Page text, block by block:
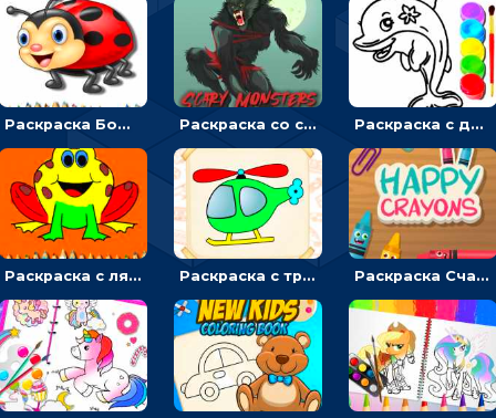
Раскраска Божья коровка: выбирать цвета и разукрашивать насекомых Раскраска со страшилками - для мальчиков Раскраска с дельфинами: разукрашивать рыб и фотографировать
Раскраска с лягушатами: выбирать жабу и красить Раскраска с транспортом для мальчиков Раскраска Счастливые мелки: выбирать и раскрашивать по образцу